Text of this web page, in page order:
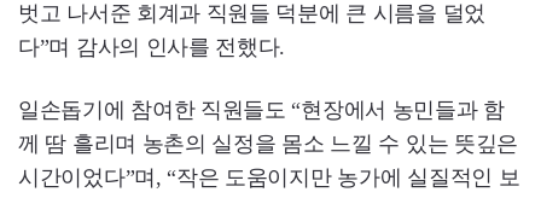
벗고 나서준 회계과 직원들 덕분에 큰 시름을 덜었
다”며 감사의 인사를 전했다.
일손돕기에 참여한 직원들도 “현장에서 농민들과 함
께 땀 흘리며 농촌의 실정을 몸소 느낄 수 있는 뜻깊은
시간이었다”며, “작은 도움이지만 농가에 실질적인 보